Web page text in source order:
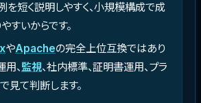
を短く説明しやすく、小規模構成で成
すいからです。
やApacheの完全上位互換ではあり
用、 監視、社内標準、証明書運用、プラ
見て判断します。